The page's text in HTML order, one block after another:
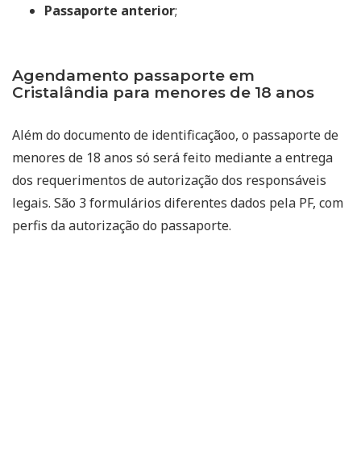
Passaporte anterior;
Agendamento passaporte em
Cristalândia para menores de 18 anos
Além do documento de identificaçãoo, o passaporte de
menores de 18 anos só será feito mediante a entrega
dos requerimentos de autorização dos responsáveis
legais. São 3 formulários diferentes dados pela PF, com
perfis da autorização do passaporte.